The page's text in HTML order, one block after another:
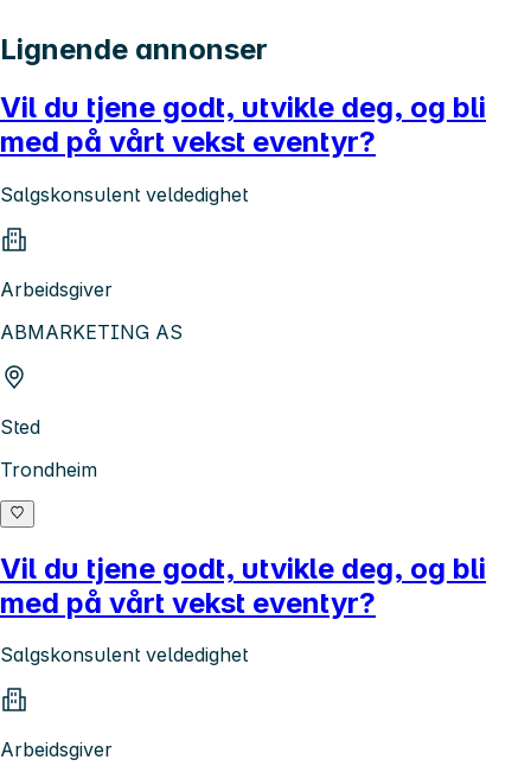
Lignende annonser
Vil du tjene godt, utvikle deg, og bli
med på vårt vekst eventyr?
Salgskonsulent veldedighet
Arbeidsgiver
ABMARKETING AS
Sted
Trondheim
Vil du tjene godt, utvikle deg, og bli
med på vårt vekst eventyr?
Salgskonsulent veldedighet
Arbeidsgiver